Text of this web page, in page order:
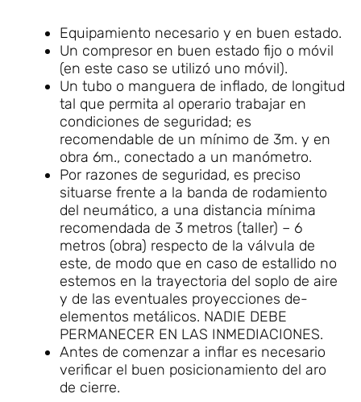
Equipamiento necesario y en buen estado.
Un compresor en buen estado fijo o móvil
(en este caso se utilizó uno móvil).
Un tubo o manguera de inflado, de longitud
tal que permita al operario trabajar en
condiciones de seguridad; es
recomendable de un mínimo de 3m. y en
obra 6m., conectado a un manómetro.
Por razones de seguridad, es preciso
situarse frente a la banda de rodamiento
del neumático, a una distancia mínima
recomendada de 3 metros (taller) – 6
metros (obra) respecto de la válvula de
este, de modo que en caso de estallido no
estemos en la trayectoria del soplo de aire
y de las eventuales proyecciones de-
elementos metálicos. NADIE DEBE
PERMANECER EN LAS INMEDIACIONES.
Antes de comenzar a inflar es necesario
verificar el buen posicionamiento del aro
de cierre.